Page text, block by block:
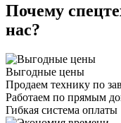
Почему
нас?
Выгодные цены
Продаем технику по
Работаем по прямым
Гибкая система оплаты